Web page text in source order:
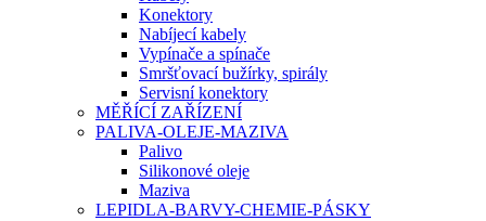
Konektory
Nabíjecí kabely
Vypínače a spínače
Smršťovací bužírky, spirály
Servisní konektory
MĚŘÍCÍ ZAŘÍZENÍ
PALIVA-OLEJE-MAZIVA
Palivo
Silikonové oleje
Maziva
LEPIDLA-BARVY-CHEMIE-PÁSKY